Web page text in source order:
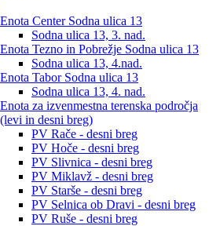
Enota Center Sodna ulica 13
Sodna ulica 13, 3. nad.
Enota Tezno in Pobrežje Sodna ulica 13
Sodna ulica 13, 4.nad.
Enota Tabor Sodna ulica 13
Sodna ulica 13, 4. nad.
Enota za izvenmestna terenska področja
(levi in desni breg)
PV Rače - desni breg
PV Hoče - desni breg
PV Slivnica - desni breg
PV Miklavž - desni breg
PV Starše - desni breg
PV Selnica ob Dravi - desni breg
PV Ruše - desni breg